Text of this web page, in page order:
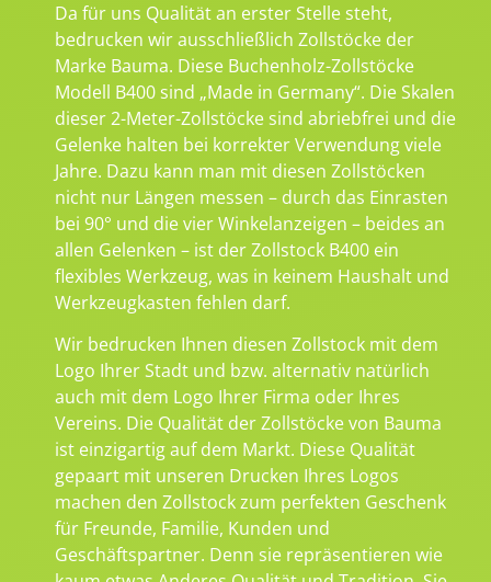
Da für uns Qualität an erster Stelle steht,
bedrucken wir ausschließlich Zollstöcke der
Marke Bauma. Diese Buchenholz-Zollstöcke
Modell B400 sind „Made in Germany“. Die Skalen
dieser 2-Meter-Zollstöcke sind abriebfrei und die
Gelenke halten bei korrekter Verwendung viele
Jahre. Dazu kann man mit diesen Zollstöcken
nicht nur Längen messen – durch das Einrasten
bei 90° und die vier Winkelanzeigen – beides an
allen Gelenken – ist der Zollstock B400 ein
flexibles Werkzeug, was in keinem Haushalt und
Werkzeugkasten fehlen darf.
Wir bedrucken Ihnen diesen Zollstock mit dem
Logo Ihrer Stadt und bzw. alternativ natürlich
auch mit dem Logo Ihrer Firma oder Ihres
Vereins. Die Qualität der Zollstöcke von Bauma
ist einzigartig auf dem Markt. Diese Qualität
gepaart mit unseren Drucken Ihres Logos
machen den Zollstock zum perfekten Geschenk
für Freunde, Familie, Kunden und
Geschäftspartner. Denn sie repräsentieren wie